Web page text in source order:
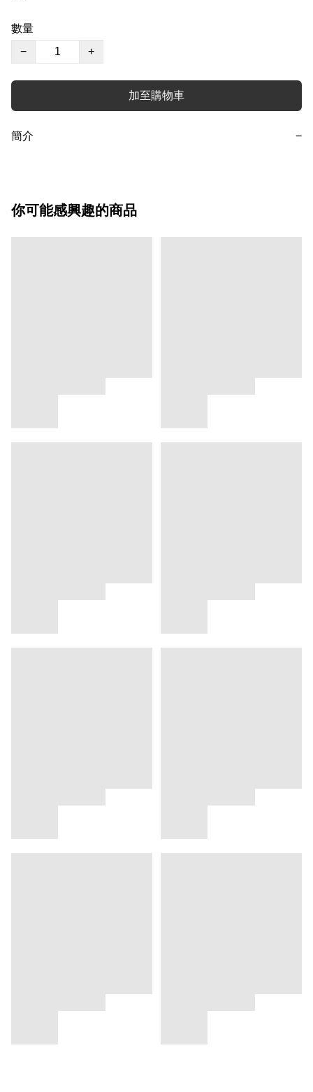
數量
−
+
加至購物車
簡介 −
你可能感興趣的商品